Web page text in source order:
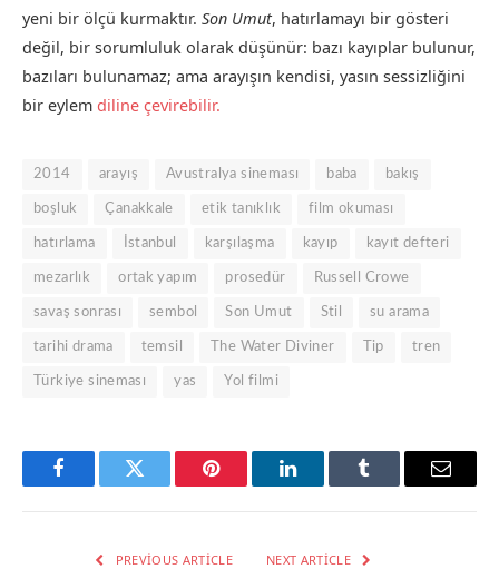
yeni bir ölçü kurmaktır. Son Umut, hatırlamayı bir gösteri
değil, bir sorumluluk olarak düşünür: bazı kayıplar bulunur,
bazıları bulunamaz; ama arayışın kendisi, yasın sessizliğini
bir eylem diline çevirebilir.
2014 arayış Avustralya sineması baba bakış
boşluk Çanakkale etik tanıklık film okuması
hatırlama İstanbul karşılaşma kayıp kayıt defteri
mezarlık ortak yapım prosedür Russell Crowe
savaş sonrası sembol Son Umut Stil su arama
tarihi drama temsil The Water Diviner Tip tren
Türkiye sineması yas Yol filmi
FacebookTwitter Pinterest LinkedInTumblr Email
PREVIOUS ARTICLE NEXT ARTICLE